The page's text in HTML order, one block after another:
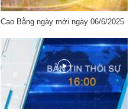
Cao Bằng ngày mới ngày 06/6/2025